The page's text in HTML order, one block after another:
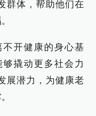
群体，帮助他们在
开健康的身心基
撬动更多社会力
展潜力，为健康老